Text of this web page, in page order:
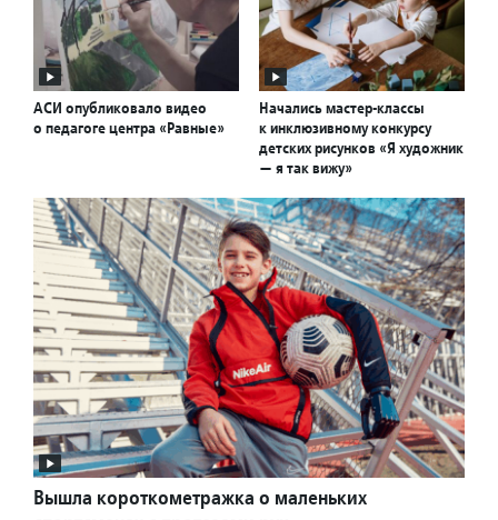
АСИ опубликовало видео
о педагоге центра «Равные»
Начались мастер-классы
к инклюзивному конкурсу
детских рисунков «Я художник
— я так вижу»
Вышла короткометражка о маленьких